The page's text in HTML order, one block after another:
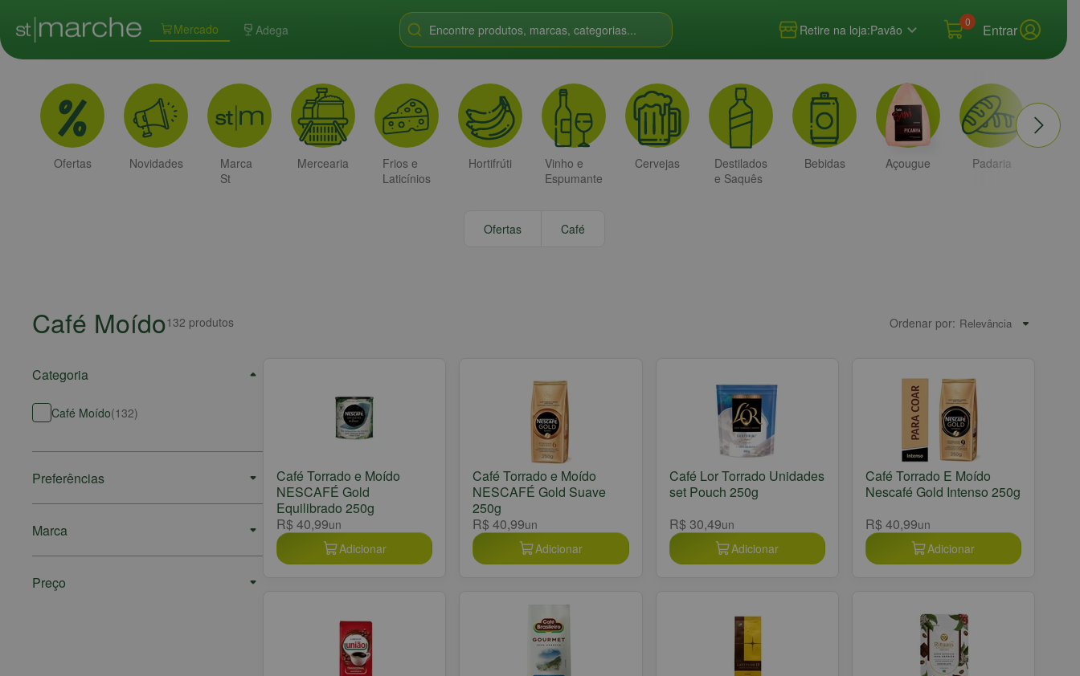
Mercado Adega Encontre produtos, marcas, categorias... Retire na loja:Pavão
0 Entrar
Ofertas Novidades
Marca
St
Mercearia
Frios e
Laticínios
Hortifrúti
Vinho e
Espumante
Cervejas
Destilados
e Saquês
Bebidas Açougue Padaria
Ofertas Café
Café Moído132 produtos Ordenar por:
Categoria
Café Moído(132)
Preferências
Marca
Preço
Café Torrado e Moído
NESCAFÉ Gold
Equilibrado 250g
R$ 40,99un
Adicionar
Café Torrado e Moído
NESCAFÉ Gold Suave
250g
R$ 40,99un
Adicionar
Café Lor Torrado Unidades
set Pouch 250g
R$ 30,49un
Adicionar
Café Torrado E Moído
Nescafé Gold Intenso 250g
R$ 40,99un
Adicionar